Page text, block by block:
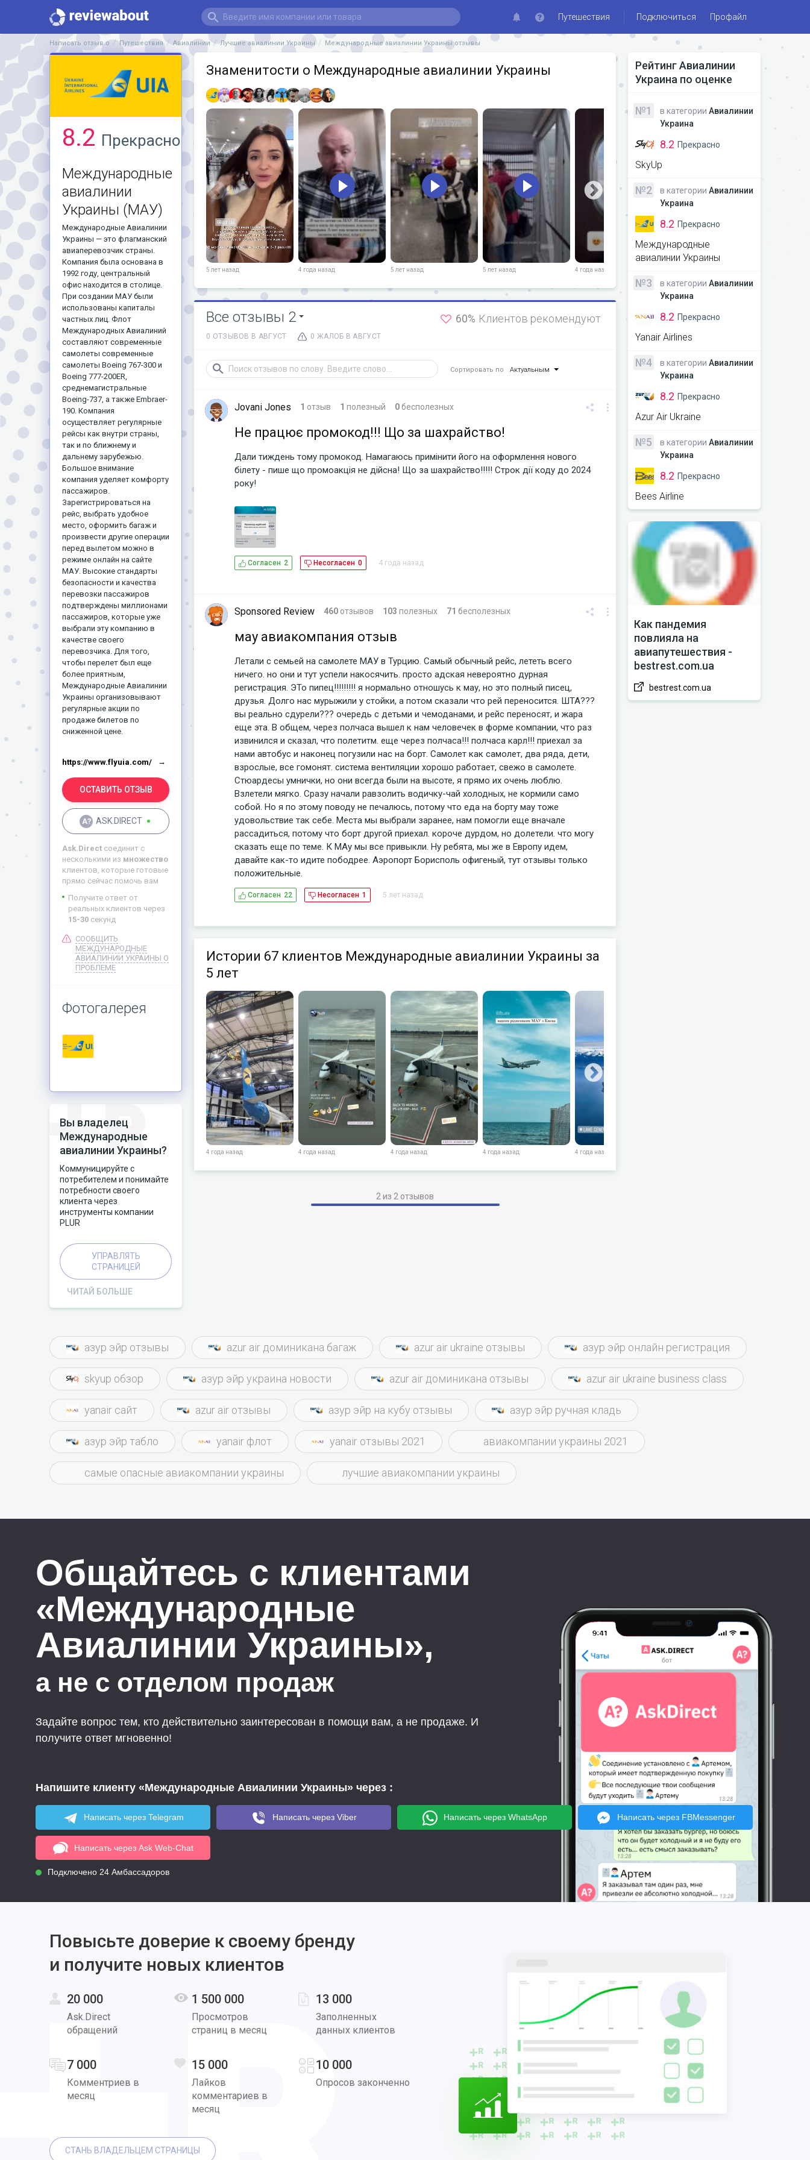
Путешествия Подключиться Профайл
Написать отзыв о Путешествия Авиалинии Лучшие авиалинии Украины Международные авиалинии Украины отзывы
8.2 Прекрасно
Международные
авиалинии
Украины (МАУ)
Международные Авиалинии
Украины — это флагманский
авиаперевозчик страны.
Компания была основана в
1992 году, центральный
офис находится в столице.
При создании МАУ были
использованы капиталы
частных лиц. Флот
Международных Авиалиний
составляют современные
самолеты современные
самолеты Boeing 767-300 и
Boeing 777-200ER,
среднемагистральные
Boeing-737, а также Embraer-
190. Компания
осуществляет регулярные
рейсы как внутри страны,
так и по ближнему и
дальнему зарубежью.
Большое внимание
компания уделяет комфорту
пассажиров.
Зарегистрироваться на
рейс, выбрать удобное
место, оформить багаж и
произвести другие операции
перед вылетом можно в
режиме онлайн на сайте
МАУ. Высокие стандарты
безопасности и качества
перевозки пассажиров
подтверждены миллионами
пассажиров, которые уже
выбрали эту компанию в
качестве своего
перевозчика. Для того,
чтобы перелет был еще
более приятным,
Международные Авиалинии
Украины организовывают
регулярные акции по
продаже билетов по
сниженной цене.
https://www.flyuia.com/
ОСТАВИТЬ ОТЗЫВ
ASK.DIRECT
Ask.Direct соединит с
несколькими из множество
клиентов, которые готовые
прямо сейчас помочь вам
Получите ответ от
реальных клиентов через
15-30 секунд
СООБЩИТЬ
МЕЖДУНАРОДНЫЕ
АВИАЛИНИИ УКРАИНЫ О
ПРОБЛЕМЕ
Фотогалерея
Вы владелец
Международные
авиалинии Украины?
Коммуницируйте с
потребителем и понимайте
потребности своего
клиента через
инструменты компании
PLUR
УПРАВЛЯТЬ
СТРАНИЦЕЙ
ЧИТАЙ БОЛЬШЕ
Знаменитости о Международные авиалинии Украины
5 лет назад 4 года назад 5 лет назад 5 лет назад 4 года назад
Все отзывы 2 60% Клиентов рекомендуют
0 ОТЗЫВОВ В АВГУСТ 0 ЖАЛОБ В АВГУСТ
Сортировать по Актуальным
Jovani Jones 1 отзыв 1 полезный 0бесполезных
Не працює промокод!!! Що за шахрайство!
Дали тиждень тому промокод. Намагаюсь примінити його на оформлення нового
білету - пише що промоакція не дійсна! Що за шахрайство!!!!! Строк дії коду до 2024
року!
Согласен 2 Несогласен 0 4 года назад
Sponsored Review 460 отзывов 103 полезных 71 бесполезных
мау авиакомпания отзыв
Летали с семьей на самолете МАУ в Турцию. Самый обычный рейс, лететь всего
ничего. но они и тут успели накосячить. просто адская невероятно дурная
регистрация. ЭТо пипец!!!!!!!!! я нормально отношусь к мау, но это полный писец,
друзья. Долго нас мурыжили у стойки, а потом сказали что рей переносится. ШТА???
вы реально сдурели??? очередь с детьми и чемоданами, и рейс переносят, и жара
еще эта. В общем, через полчаса вышел к нам человечек в форме компании, что раз
извинился и сказал, что полетитм. еще через полчаса!!! полчаса карл!!! приехал за
нами автобус и наконец погузили нас на борт. Самолет как самолет, два ряда, дети,
взрослые, все гомонят. система вентиляции хорошо работает, свежо в самолете.
Стюардесы умнички, но они всегда были на высоте, я прямо их очень люблю.
Взлетели мягко. Сразу начали равзолить водичку-чай холодных, не кормили само
собой. Но я по этому поводу не печалюсь, потому что еда на борту мау тоже
удовольствие так себе. Места мы выбрали заранее, нам помогли еще вначале
рассадиться, потому что борт другой приехал. короче дурдом, но долетели. что могу
сказать еще по теме. К МАу мы все привыкли. Ну ребята, мы же в Европу идем,
давайте как-то идите пободрее. Аэропорт Борисполь офигеный, тут отзывы только
положительные.
Согласен 22 Несогласен 1 5 лет назад
Истории 67 клиентов Международные авиалинии Украины за
5 лет
4 года назад 4 года назад 4 года назад 4 года назад 4 года назад
2 из 2 отзывов
РейтингАвиалинии
Украина по оценке
№1 в категории Авиалинии
Украина
8.2 Прекрасно
SkyUp
№2 в категории Авиалинии
Украина
8.2 Прекрасно
Международные
авиалинии Украины
№3 в категории Авиалинии
Украина
8.2 Прекрасно
Yanair Airlines
№4 в категории Авиалинии
Украина
8.2 Прекрасно
Azur Air Ukraine
№5 в категории Авиалинии
Украина
8.2 Прекрасно
Bees Airline
Как пандемия
повлияла на
авиапутешествия -
bestrest.com.ua
bestrest.com.ua
азур эйр отзывы azur air доминикана багаж azur air ukraine отзывы азур эйр онлайн регистрация
skyup обзор азур эйр украина новости azur air доминикана отзывы azur air ukraine business class
yanair сайт azur air отзывы азур эйр на кубу отзывы азур эйр ручная кладь
азур эйр табло yanair флот yanair отзывы 2021 авиакомпании украины 2021
самые опасные авиакомпании украины лучшие авиакомпании украины
Общайтесь с клиентами
«Международные
Авиалинии Украины»,
а не с отделом продаж
Задайте вопрос тем, кто действительно заинтересован в помощи вам, а не продаже. И
получите ответ мгновенно!
Напишите клиенту «Международные Авиалинии Украины» через :
Написать через Telegram Написать через Viber Написать через WhatsApp Написать через FBMessenger
Написать через Ask Web-Chat
Подключено 24 Амбассадоров
Повысьте доверие к своему бренду
и получите новых клиентов
20 000
Ask.Direct
обращений
1 500 000
Просмотров
страниц в месяц
13 000
Заполненных
данных клиентов
7 000
Комментриев в
месяц
15 000
Лайков
комментариев в
месяц
10 000
Опросов законченно
СТАНЬ ВЛАДЕЛЬЦЕМ СТРАНИЦЫ